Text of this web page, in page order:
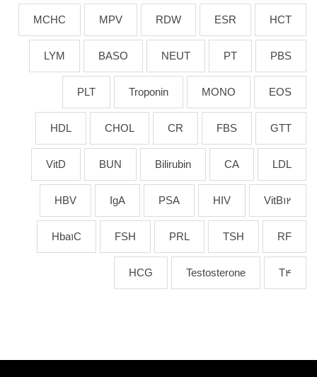
HCT
ESR
RDW
MPV
MCHC
PBS
PT
NEUT
BASO
LYM
EOS
MONO
Troponin
PLT
GTT
FBS
CR
CHOL
HDL
LDL
CA
Bilirubin
BUN
VitD
VitB12
HIV
PSA
IgA
HBV
RF
TSH
PRL
FSH
Hba1C
T4
Testosterone
HCG